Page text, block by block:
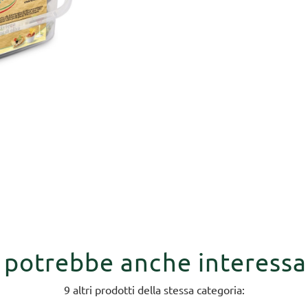
potrebbe anche
9 altri prodotti della stessa categoria: